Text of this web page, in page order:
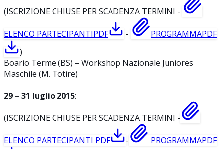
(ISCRIZIONE CHIUSE PER SCADENZA TERMINI -
ELENCO PARTECIPANTIPDF - PROGRAMMAPDF
)
Boario Terme (BS) – Workshop Nazionale Juniores
Maschile (M. Totire)
29 – 31 luglio 2015:
(ISCRIZIONE CHIUSE PER SCADENZA TERMINI -
ELENCO PARTECIPANTI PDF - PROGRAMMAPDF